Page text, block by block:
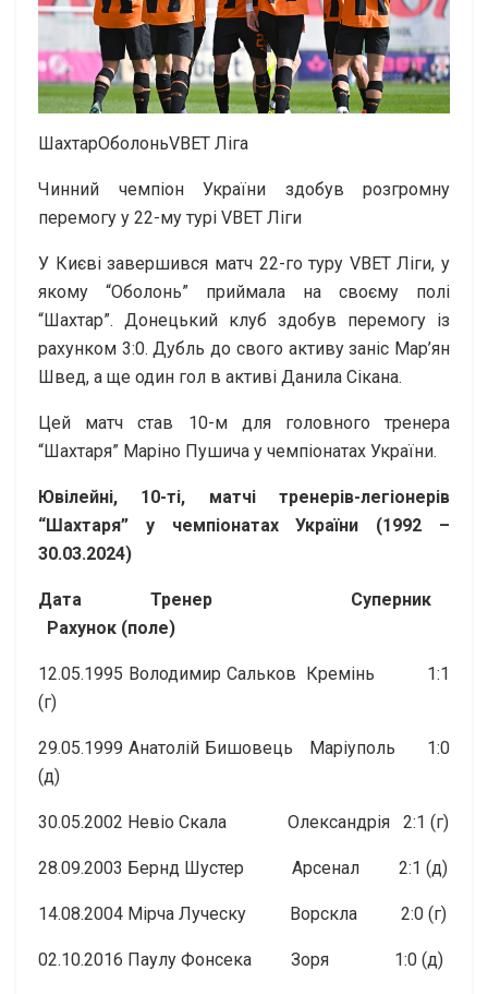
ШахтарОболоньVBET Ліга
Чинний чемпіон України здобув розгромну
перемогу у 22-му турі VBET Ліги
У Києві завершився матч 22-го туру VBET Ліги, у
якому “Оболонь” приймала на своєму полі
“Шахтар”. Донецький клуб здобув перемогу із
рахунком 3:0. Дубль до свого активу заніс Мар’ян
Швед, а ще один гол в активі Данила Сікана.
Цей матч став 10-м для головного тренера
“Шахтаря” Маріно Пушича у чемпіонатах України.
Ювілейні, 10-ті, матчі тренерів-легіонерів
“Шахтаря” у чемпіонатах України (1992 –
30.03.2024)
Дата Тренер
Суперник
Рахунок (поле)
12.05.1995 Володимир Сальков Кремінь 1:1
(г)
29.05.1999 Анатолій Бишовець Маріуполь 1:0
(д)
30.05.2002 Невіо Скала Олександрія 2:1 (г)
28.09.2003 Бернд Шустер Арсенал 2:1 (д)
14.08.2004 Мірча Луческу Ворскла 2:0 (г)
02.10.2016 Паулу Фонсека Зоря 1:0 (д)